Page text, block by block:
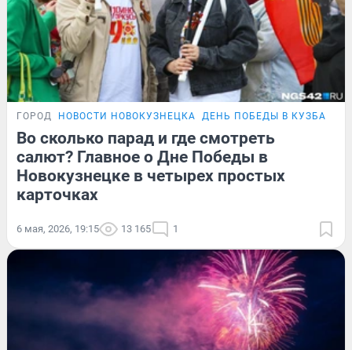
ГОРОД НОВОСТИ НОВОКУЗНЕЦКА ДЕНЬ ПОБЕДЫ В КУЗБАССЕ
Во сколько парад и где смотреть
салют? Главное о Дне Победы в
Новокузнецке в четырех простых
карточках
6 мая, 2026, 19:15 13 165 1